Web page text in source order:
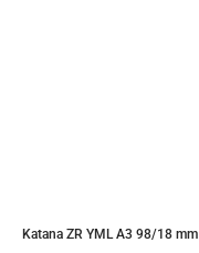
Katana ZR YML A3 98/18 mm